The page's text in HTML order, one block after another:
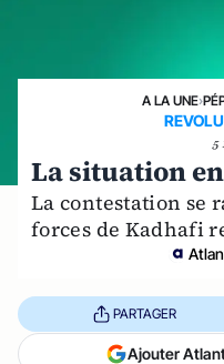
A LA UNE›
5
La situation
La contestation se
forces de Kadhafi
PARTAGER
Ajouter